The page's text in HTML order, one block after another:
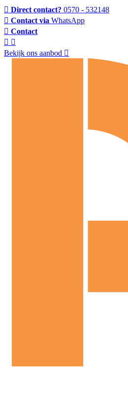
Direct contact? 0570 - 532148
Contact via WhatsApp
Contact
Bekijk ons aanbod